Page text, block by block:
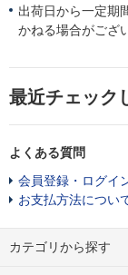
出荷日から一定期
かねる場合がござ
最近チェック
よくある質問
会員登録・ログイ
お支払方法につい
カテゴリから探す